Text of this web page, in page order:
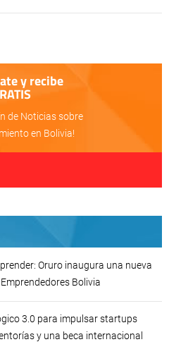
y recibe
de Noticias sobre
en Bolivia!
Oruro inaugura una nueva
Bolivia
3.0 para impulsar startups
y una beca internacional